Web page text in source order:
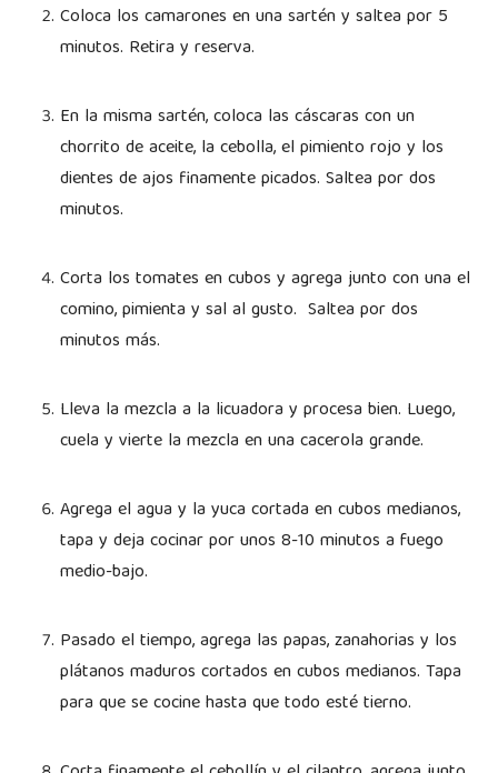
Coloca los camarones en una sartén y saltea por 5
minutos. Retira y reserva.
En la misma sartén, coloca las cáscaras con un
chorrito de aceite, la cebolla, el pimiento rojo y los
dientes de ajos finamente picados. Saltea por dos
minutos.
Corta los tomates en cubos y agrega junto con una el
comino, pimienta y sal al gusto. Saltea por dos
minutos más.
Lleva la mezcla a la licuadora y procesa bien. Luego,
cuela y vierte la mezcla en una cacerola grande.
Agrega el agua y la yuca cortada en cubos medianos,
tapa y deja cocinar por unos 8-10 minutos a fuego
medio-bajo.
Pasado el tiempo, agrega las papas, zanahorias y los
plátanos maduros cortados en cubos medianos. Tapa
para que se cocine hasta que todo esté tierno.